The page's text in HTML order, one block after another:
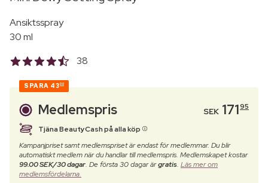
Ansiktsspray
30 ml
38
SPARA 4300
Medlemspris SEK 17195
Tjäna BeautyCash på alla köp
Kampanjpriset samt medlemspriset är endast för medlemmar. Du blir
automatiskt medlem när du handlar till medlemspris. Medlemskapet kostar
99.00 SEK/30 dagar. De första 30 dagar ärgratis. Läs mer om
medlemsfördelarna.